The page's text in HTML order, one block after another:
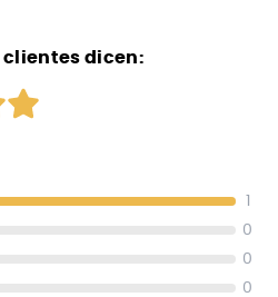
clientes dicen:
0
0
0